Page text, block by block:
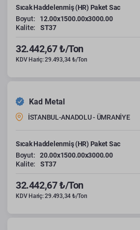
Sıcak Haddelenmiş (HR) Paket Sac
Boyut:
12.00x1500.00x3000.00
Kalite:
ST37
32.442,67 ₺/Ton
KDV Hariç: 29.493,34 ₺/Ton
Kad Metal
İSTANBUL-ANADOLU - ÜMRANİYE
Sıcak Haddelenmiş (HR) Paket Sac
Boyut:
20.00x1500.00x3000.00
Kalite:
ST37
32.442,67 ₺/Ton
KDV Hariç: 29.493,34 ₺/Ton